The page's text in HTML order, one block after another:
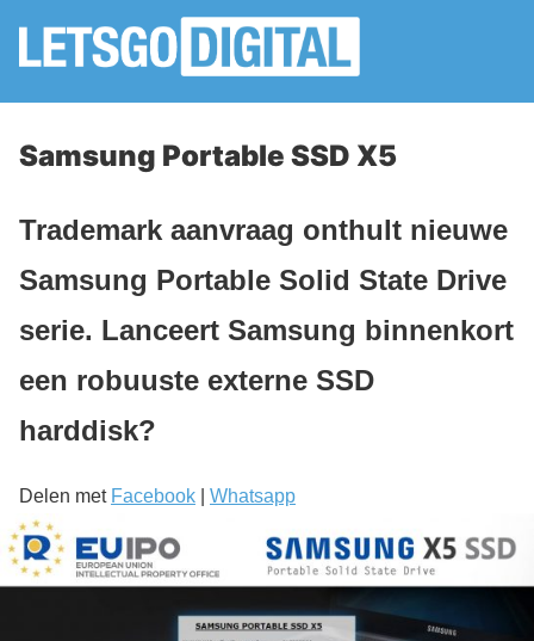
Samsung Portable SSD X5
Trademark aanvraag onthult nieuwe
Samsung Portable Solid State Drive
serie. Lanceert Samsung binnenkort
een robuuste externe SSD
harddisk?
Delen met Facebook Whatsapp